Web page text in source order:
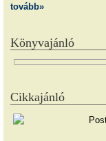
tovább»
Könyvajánló
Cikkajánló